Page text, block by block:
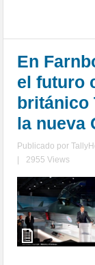
En
el futuro
británico
la nueva
Publicado por
2955 Views